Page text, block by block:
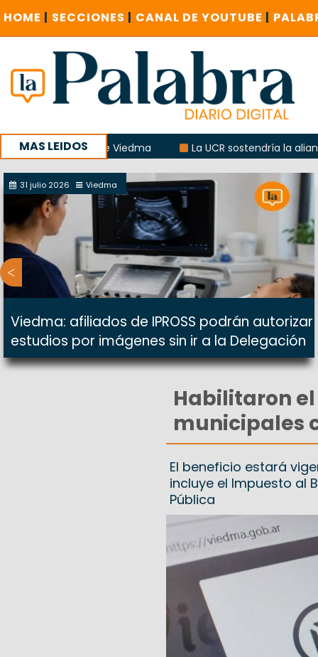
HOME | SECCIONES | CANAL DE YOUTUBE |
MAS LEIDOS
de Viedma La UCR sostendría la alianza con
en Sierra Grande
31 julio 2026 Viedma
Viedma: afiliados de IPROSS podrán autorizar
estudios por imágenes sin ir a la Delegación
Habilitaron
municipales
El beneficio estará
incluye el Impuesto al
Pública